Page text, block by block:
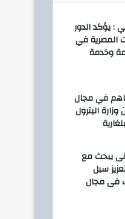
: يؤكد الدور
المصرية في
وخدمة
في مجال
وزارة البترول
يبحث مع
سبل
فى مجال